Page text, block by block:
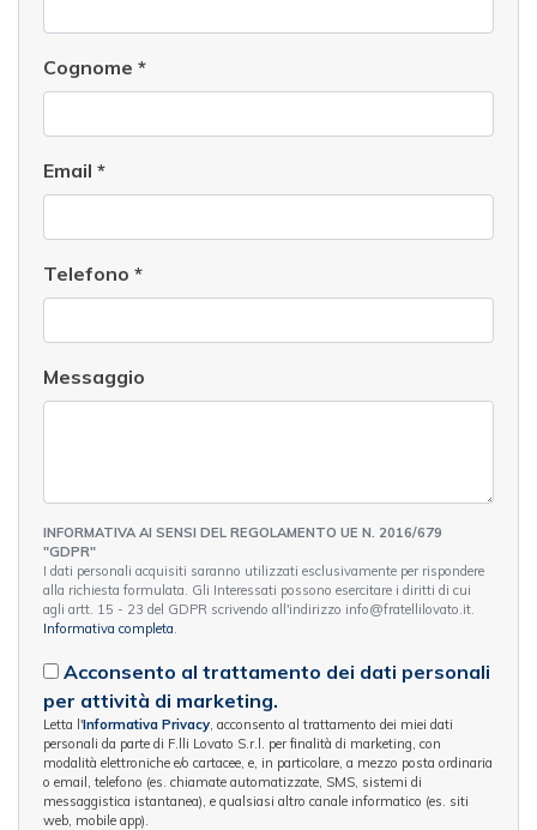
Cognome *
Email *
Telefono *
Messaggio
INFORMATIVA AI SENSI DEL REGOLAMENTO UE N. 2016/679
"GDPR"
I dati personali acquisiti saranno utilizzati esclusivamente per rispondere
alla richiesta formulata. Gli Interessati possono esercitare i diritti di cui
agli artt. 15 - 23 del GDPR scrivendo all'indirizzo info@fratellilovato.it.
Informativa completa
Acconsento al trattamento dei dati personali
per attività di marketing.
Letta l'Informativa Privacy , acconsento al trattamento dei miei dati
personali da parte di F.lli Lovato S.r.l. per finalità di marketing, con
modalità elettroniche e/o cartacee, e, in particolare, a mezzo posta ordinaria
o email, telefono (es. chiamate automatizzate, SMS, sistemi di
messaggistica istantanea), e qualsiasi altro canale informatico (es. siti
web, mobile app).